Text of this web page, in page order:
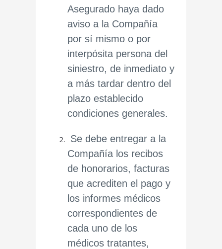
Asegurado haya dado
aviso a la Compañía
por sí mismo o por
interpósita persona del
siniestro, de inmediato y
a más tardar dentro del
plazo establecido
condiciones generales.
Se debe entregar a la
Compañía los recibos
de honorarios, facturas
que acrediten el pago y
los informes médicos
correspondientes de
cada uno de los
médicos tratantes,